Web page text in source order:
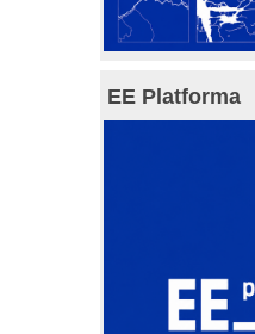
EE Platforma